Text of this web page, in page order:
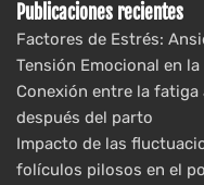
Publicaciones recientes
Factores de Estrés:
Tensión Emocional en
Conexión entre la fatiga
después del parto
Impacto de las
folículos pilosos en el